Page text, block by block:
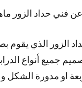
فني حداد الزور
الزور الذي يقوم
جميع أنواع
او مدورة الشكل